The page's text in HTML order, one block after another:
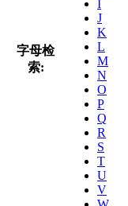
字母检
索:
I
J
K
L
M
N
O
P
Q
R
S
T
U
V